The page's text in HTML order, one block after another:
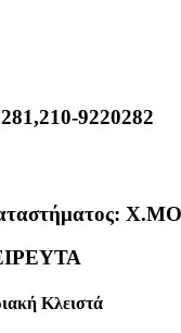
9220282
Κλειστά